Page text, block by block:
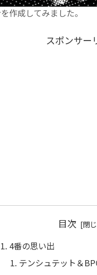
作成してみました。
スポンサー
目次
4番の思い出
テンシュテット＆